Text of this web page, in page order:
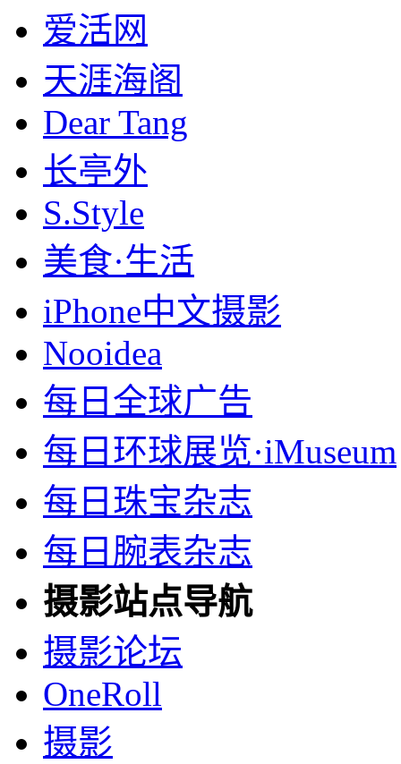
爱活网
天涯海阁
Dear Tang
长亭外
S.Style
美食·生活
iPhone中文摄影
Nooidea
每日全球广告
每日环球展览·iMuseum
每日珠宝杂志
每日腕表杂志
摄影站点导航
摄影论坛
OneRoll
摄影